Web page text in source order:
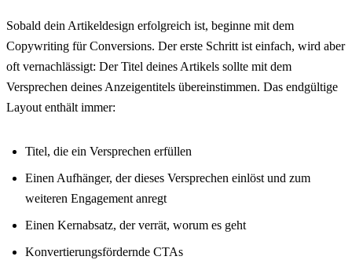
Sobald dein Artikeldesign erfolgreich ist, beginne mit dem
Copywriting für Conversions. Der erste Schritt ist einfach, wird aber
oft vernachlässigt: Der Titel deines Artikels sollte mit dem
Versprechen deines Anzeigentitels übereinstimmen. Das endgültige
Layout enthält immer:
Titel, die ein Versprechen erfüllen
Einen Aufhänger, der dieses Versprechen einlöst und zum
weiteren Engagement anregt
Einen Kernabsatz, der verrät, worum es geht
Konvertierungsfördernde CTAs